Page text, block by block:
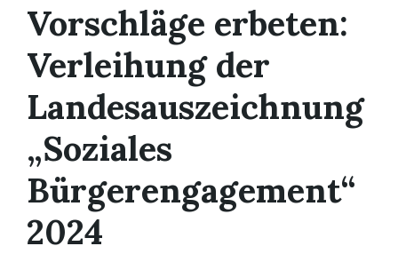
Vorschläge erbeten:
Verleihung der
Landesauszeichnung
„Soziales
Bürgerengagement“
2024